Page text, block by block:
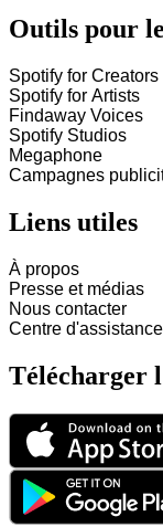
Outils pour
Spotify for Creators
Spotify for Artists
Findaway Voices
Spotify Studios
Megaphone
Campagnes
Liens utiles
À propos
Presse et médias
Nous contacter
Centre d'assistance
Télécharger